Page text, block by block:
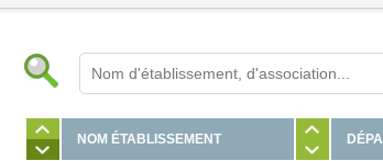
NOM ÉTABLISSEMENT